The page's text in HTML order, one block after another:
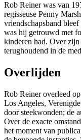
Rob Reiner was van
regisseuse Penny
vriendschapsband
was hij getrouwd met
kinderen had. Over
terughoudend in de
Overlijden
Rob Reiner overleed
Los Angeles,
door steekwonden; de
Over de exacte
het moment van